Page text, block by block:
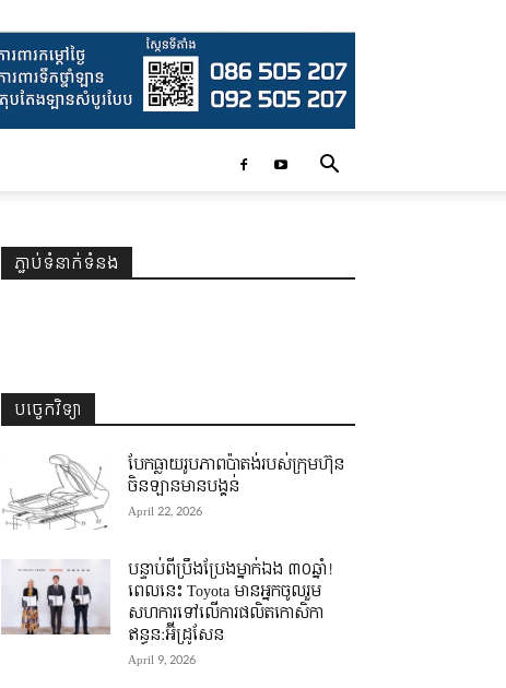
ភ្ជាប់ទំនាក់ទំនង
បច្ចេកវិទ្យា
បែកធ្លាយរូបភាពប៉ាតង់របស់ក្រុមហ៊ុន
ចិនឡានមានបង្គន់
April 22, 2026
បន្ទាប់ពីប្រឹងប្រែងម្នាក់ឯង ៣០ឆ្នាំ! ​
ពេលនេះ Toyota មានអ្នកចូលរួម
សហការទៅលើការផលិតកោសិកា
ឥន្ធន:អ៊ីដ្រូសែន
April 9, 2026